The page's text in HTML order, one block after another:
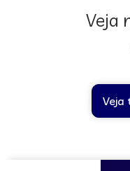
Veja
Veja